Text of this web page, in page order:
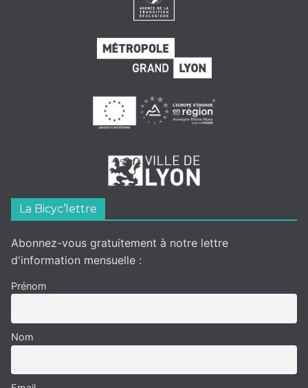
La Bicyc’lettre
Abonnez-vous gratuitement à notre lettre
d'information mensuelle :
Prénom
Nom